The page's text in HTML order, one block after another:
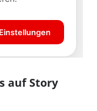
auf Story